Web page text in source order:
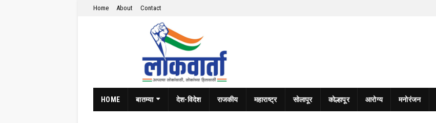
Home About Contact
HOME बातम्या देश-विदेश राजकीय महाराष्ट्र सोलापूर कोल्हापूर आरोग्य मनोरंजन